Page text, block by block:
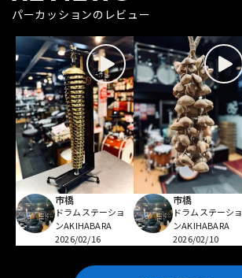
パーカッションのレビュー
市橋
ドラムステーショ
ンAKIHABARA
2026/02/16
市橋
ドラムステーショ
ンAKIHABARA
2026/02/10